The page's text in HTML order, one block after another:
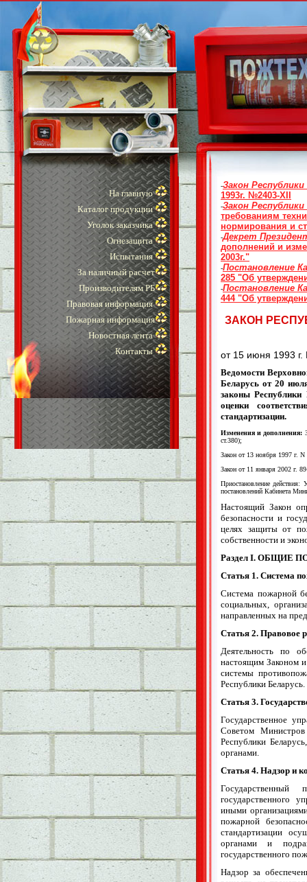
На главную
Каталог продукции
Уголок заказчика
Огнезащита
Испытания
За наличный расчет
Производителям РБ
Правовая информация
Пожарная информация
Новостная лента
Контакты
-Закон Республики
1993г. №2403-XII
-Закон Республики
требованиям
нормирования и
-Декрет
дополнений и
2003г."
-Постановление
285 "Об
-Постановление
444 "Об
ЗАКОН
от 15 июня 1993 г.
Ведомости
Беларусь от 20
законы Республики
оценки
стандартизации.
Изменения и дополнения:
ст.380);
Закон от 13 ноября 1997 г.
Закон от 11 января 2002 г.
Приостановление
постановлений Кабинета
Настоящий Закон
безопасности и
целях защиты от
собственности и
Раздел I. ОБЩИЕ
Статья 1. Система
Система пожарной
социальных,
направленных на
Статья 2. Правовое
Деятельность по
настоящим Законом
системы
Республики Беларусь.
Статья 3.
Государственное
Советом Министров
Республики
органами.
Статья 4. Надзор и
государственного
иными
пожарной
стандартизации
органами и
государственного
Надзор за